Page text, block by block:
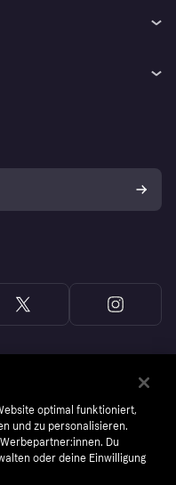
Widerrufsrecht
optimal funktioniert,
und zu personalisieren.
Du
oder deine Einwilligung